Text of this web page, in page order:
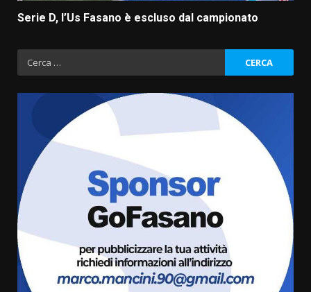
Serie D, l’Us Fasano è escluso dal campionato
Ricerca
per:
3
Serie D, l’Us Fasano è escluso
dal campionato
5 Agosto 2026 17:30
Truffatori in azione nelle
5 Agosto 2026 11:03